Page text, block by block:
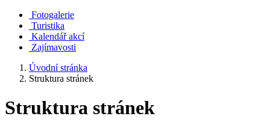
Fotogalerie
Turistika
Kalendář akcí
Zajímavosti
Úvodní stránka
Struktura stránek
Struktura stránek